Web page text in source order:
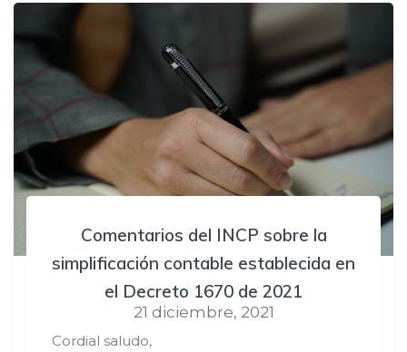
Comentarios del INCP sobre la
simplificación contable establecida en
el Decreto 1670 de 2021
21 diciembre, 2021
Cordial saludo,